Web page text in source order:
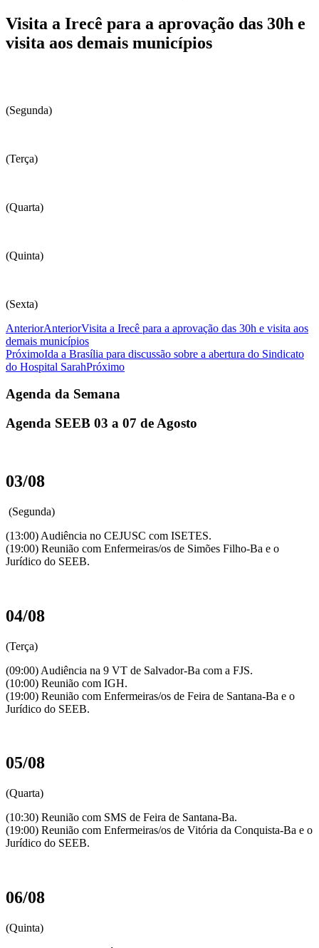
Visita a Irecê para a aprovação das 30h e
visita aos demais municípios
(Segunda)
(Terça)
(Quarta)
(Quinta)
(Sexta)
AnteriorAnteriorVisita a Irecê para a aprovação das 30h e visita aos
demais municípios
PróximoIda a Brasília para discussão sobre a abertura do Sindicato
do Hospital SarahPróximo
Agenda da Semana
Agenda SEEB 03 a 07 de Agosto
03/08
(Segunda)
(13:00) Audiência no CEJUSC com ISETES.
(19:00) Reunião com Enfermeiras/os de Simões Filho-Ba e o
Jurídico do SEEB.
04/08
(Terça)
(09:00) Audiência na 9 VT de Salvador-Ba com a FJS.
(10:00) Reunião com IGH.
(19:00) Reunião com Enfermeiras/os de Feira de Santana-Ba e o
Jurídico do SEEB.
05/08
(Quarta)
(10:30) Reunião com SMS de Feira de Santana-Ba.
(19:00) Reunião com Enfermeiras/os de Vitória da Conquista-Ba e o
Jurídico do SEEB.
06/08
(Quinta)